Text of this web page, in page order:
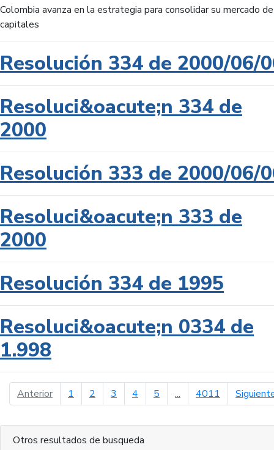
Colombia avanza en la estrategia para consolidar su mercado de
capitales
Resolución 334 de 2000/06/
Resoluci&oacute;n 334 de
2000
Resolución 333 de 2000/06/
Resoluci&oacute;n 333 de
2000
Resolución 334 de 1995
Resoluci&oacute;n 0334 de
1.998
Anteriorpágina anterior
1 2 3 4 5 ... 4011
Otros resultados de busqueda